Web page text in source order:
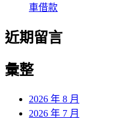
車借款
近期留言
彙整
2026 年 8 月
2026 年 7 月